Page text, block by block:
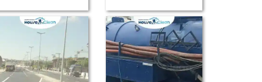
DESENTUPIMENTO
HIDROJATEAMENTO
LIMPEZA DE FOSSA
DESENTUPIDORA